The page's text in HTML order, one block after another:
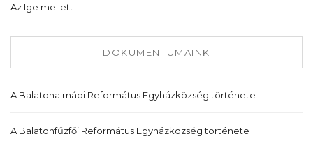
Az Ige mellett
DOKUMENTUMAINK
A Balatonalmádi Református Egyházközség története
A Balatonfűzfői Református Egyházközség története